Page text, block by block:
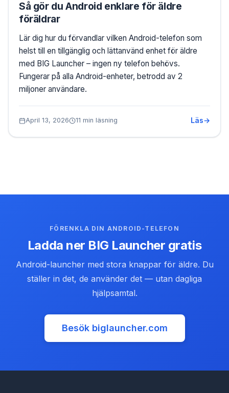
Så gör du Android enklare för äldre
föräldrar
Lär dig hur du förvandlar vilken Android-telefon som
helst till en tillgänglig och lättanvänd enhet för äldre
med BIG Launcher – ingen ny telefon behövs.
Fungerar på alla Android-enheter, betrodd av 2
miljoner användare.
April 13, 2026 11 min läsning Läs
FÖRENKLA DIN ANDROID-TELEFON
Ladda ner BIG Launcher gratis
Android-launcher med stora knappar för äldre. Du
ställer in det, de använder det — utan dagliga
hjälpsamtal.
Besök biglauncher.com
(opens in new tab)